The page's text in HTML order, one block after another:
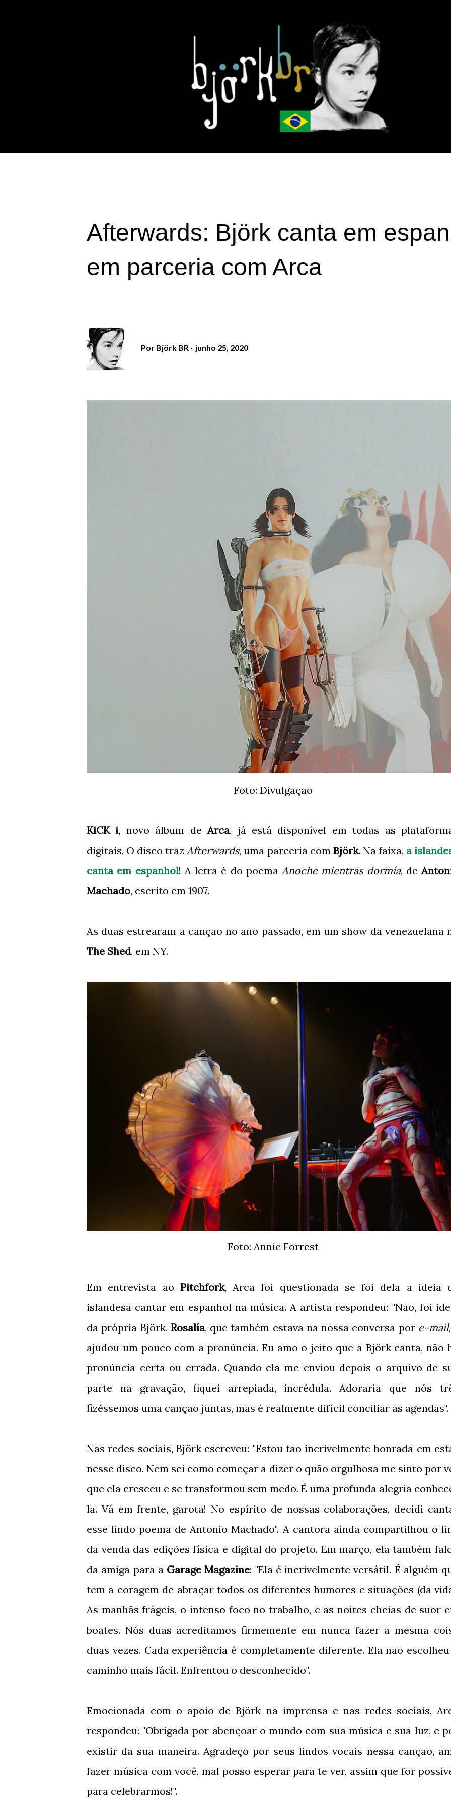
Afterwards: Björk canta em
em parceria com Arca
Por Björk BR junho 25, 2020
Foto: Divulgação
KiCK i, novo álbum deArca, já está disponível em todas as
digitais. O disco trazAfterwards, uma parceria com Björk. Na faixa, a
canta em espanhol! A letra é do poema Anoche mientras dormía, de
Machado, escrito em 1907.
As duas estrearam a canção no ano passado, em um show da venezuelana
The Shed, em NY.
Foto: Annie Forrest
Em entrevista ao Pitchfork, Arca foi questionada se foi dela a ideia
islandesa cantar em espanhol na música. A artista respondeu: "Não, foi
da própria Björk. Rosalía, que também estava na nossa conversa por e-mail
ajudou um pouco com a pronúncia. Eu amo o jeito que a Björk canta, não
pronúncia certa ou errada. Quando ela me enviou depois o arquivo de
parte na gravação, fiquei arrepiada, incrédula. Adoraria que nós
fizéssemos uma canção juntas, mas é realmente difícil conciliar as agendas".
Nas redes sociais, Björk escreveu: "Estou tão incrivelmente honrada em
nesse disco. Nem sei como começar a dizer o quão orgulhosa me sinto por
que ela cresceu e se transformou sem medo. É uma profunda alegria
la. Vá em frente, garota! No espírito de nossas colaborações, decidi
esse lindo poema de Antonio Machado". A cantora ainda compartilhou o
da venda das edições física e digital do projeto. Em março, ela também
da amiga para a Garage Magazine: "Ela é incrivelmente versátil. É alguém
tem a coragem de abraçar todos os diferentes humores e situações (da
As manhãs frágeis, o intenso foco no trabalho, e as noites cheias de suor
boates. Nós duas acreditamos firmemente em nunca fazer a mesma
duas vezes. Cada experiência é completamente diferente. Ela não
caminho mais fácil. Enfrentou o desconhecido".
Emocionada com o apoio de Björk na imprensa e nas redes sociais,
respondeu: "Obrigada por abençoar o mundo com sua música e sua luz, e
existir da sua maneira. Agradeço por seus lindos vocais nessa canção,
fazer música com você, mal posso esperar para te ver, assim que for
para celebrarmos!".